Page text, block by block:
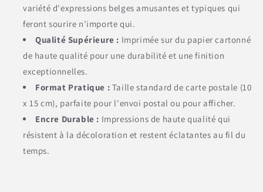
variété d'expressions belges amusantes et typiques qui
feront sourire n'importe qui.
Qualité Supérieure : Imprimée sur du papier cartonné
de haute qualité pour une durabilité et une finition
exceptionnelles.
Format Pratique : Taille standard de carte postale (10
x 15 cm), parfaite pour l'envoi postal ou pour afficher.
Encre Durable : Impressions de haute qualité qui
résistent à la décoloration et restent éclatantes au fil du
temps.